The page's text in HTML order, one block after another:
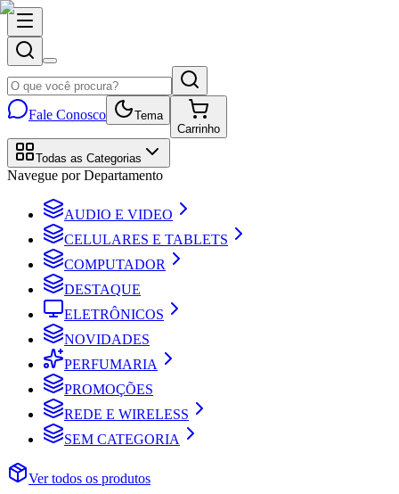
Fale Conosco
Tema
Carrinho
Todas as Categorias
Navegue por Departamento
AUDIO E VIDEO
CELULARES E TABLETS
COMPUTADOR
DESTAQUE
ELETRÔNICOS
NOVIDADES
PERFUMARIA
PROMOÇÕES
REDE E WIRELESS
SEM CATEGORIA
Ver todos os produtos